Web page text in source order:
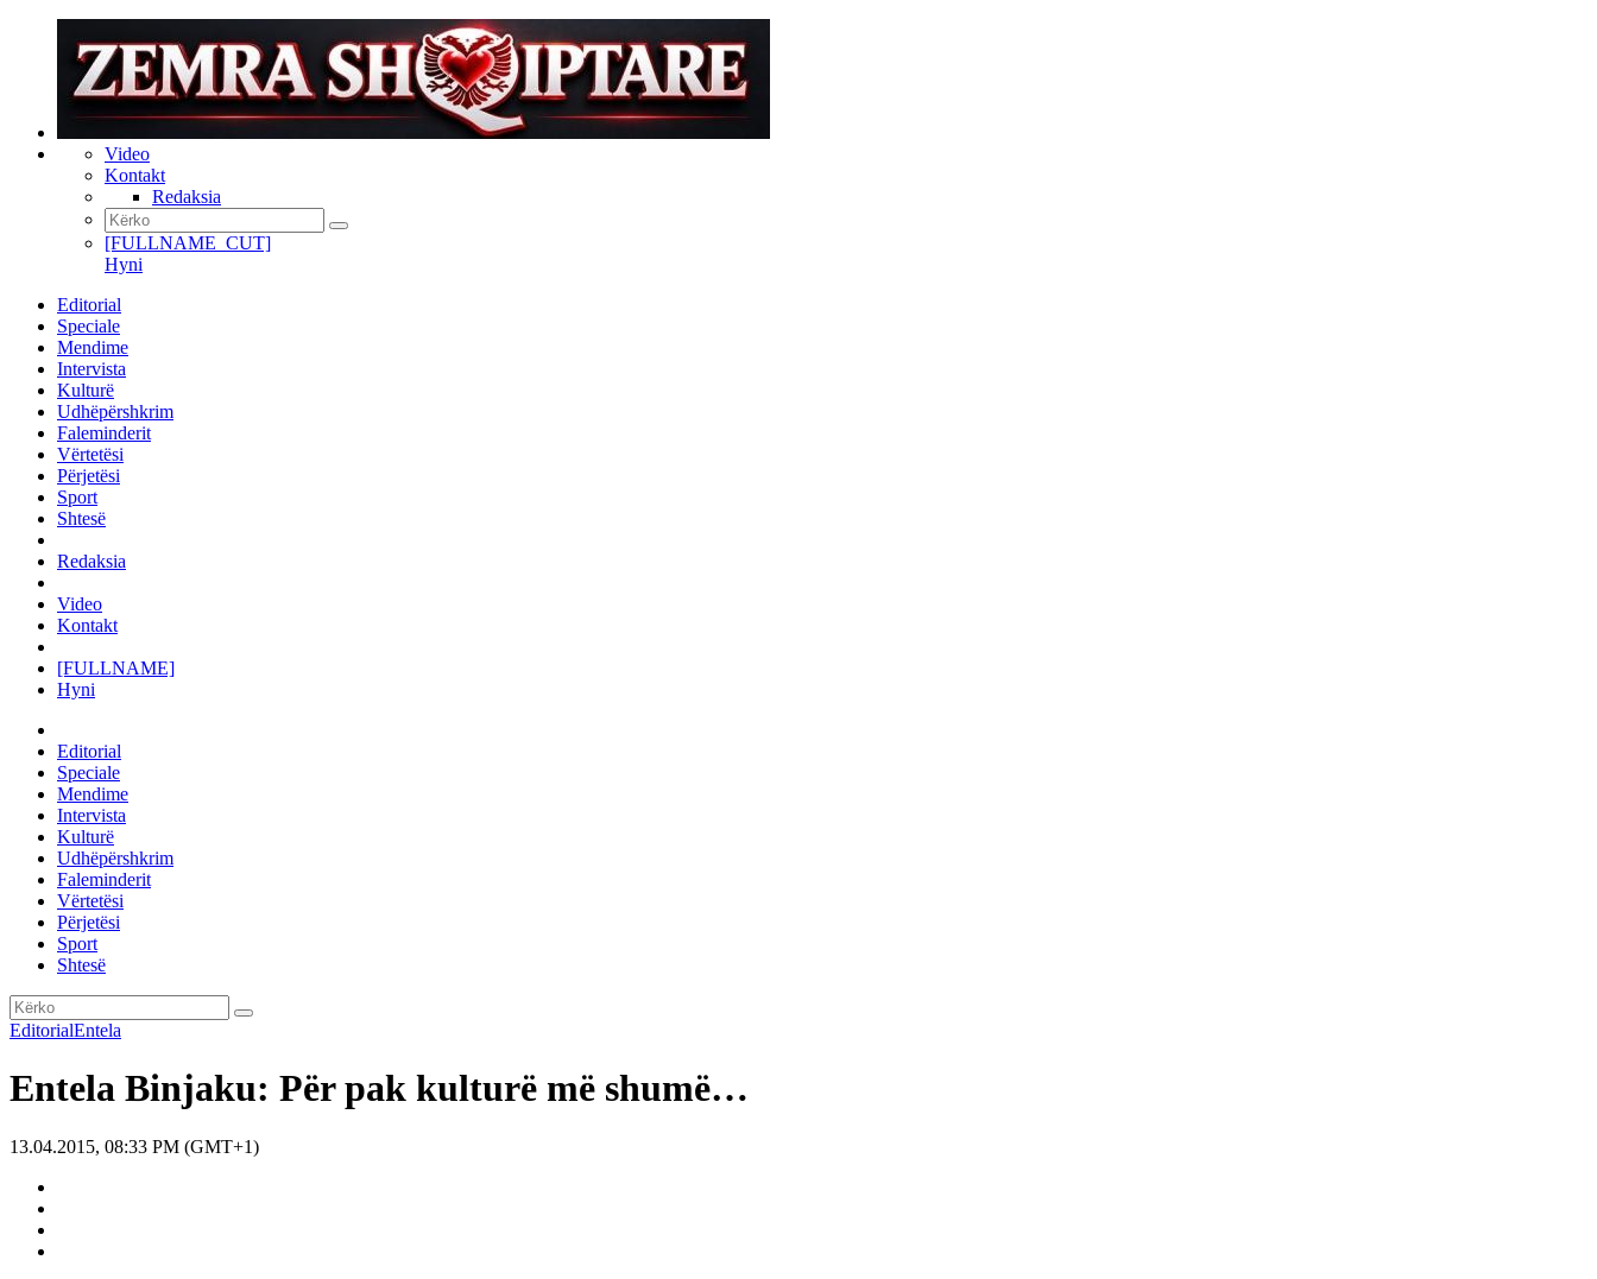
Video
Kontakt
Redaksia
[FULLNAME_CUT]
Hyni
Editorial
Speciale
Mendime
Intervista
Kulturë
Udhëpërshkrim
Faleminderit
Vërtetësi
Përjetësi
Sport
Shtesë
Redaksia
Video
Kontakt
[FULLNAME]
Hyni
Editorial
Speciale
Mendime
Intervista
Kulturë
Udhëpërshkrim
Faleminderit
Vërtetësi
Përjetësi
Sport
Shtesë
EditorialEntela
Entela Binjaku: Për pak kulturë më shumë…
13.04.2015, 08:33 PM (GMT+1)